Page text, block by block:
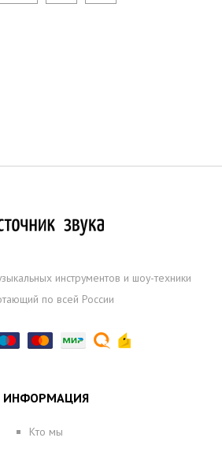
инструментов и шоу-техники
по всей России
ИНФОРМАЦИЯ
Кто мы